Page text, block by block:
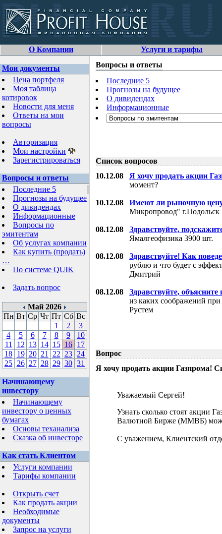
О Компании Услуги и тарифы
Мои документы
Цена портфеля
Моя таблица
котировок
Новости для меня
Ответы на мои
вопросы
Авторизация
Мои настройки
Зарегистрироваться
Вопросы и ответы
Последние 5
Прогнозы на будущее
О дивидендах
Информационные
Вопросы по
эмитентам
Об услугах компании
Как купить (продать)
…
По системе QUIK
Задать вопрос
Май 2026
Пн Вт Ср Чт Пт Сб Вс
1
2
3
4
5 6 7 8 9
10
11
12 13 14 15 16 17
18 19 20 21 22 23 24
25 26 27 28 29 30 31
Начинающему
инвестору
Начинающему
инвестору о ценных
бумагах
Основы теханализа
Сказка об инвесторе
Как стать Клиентом
Услуги компании
Тарифы компании
Открыть счет
Как продать акции
Необходимые
документы
Запрос на услуги
Вопросы и ответы
Последние 5
Прогнозы на будущее
О дивидендах
Информационные
Список вопросов
10.12.08 Я хочу продать акции
момент?
10.12.08
Имеют ли рыночную
Микропровод"
08.12.08
Здравствуйте,
Ямалгеофизика 3900 шт.
08.12.08
Здравствуйте! Как
рублю и что будет с
Дмитрий
08.12.08
Здравствуйте, объясните
из каких соображений
Рустем
Вопрос
Я хочу продать акции Газпрома!
Уважаемый Сергей!
Узнать сколько стоят акции
Валютной Бирже (ММВБ)
С уважением, Клиентский